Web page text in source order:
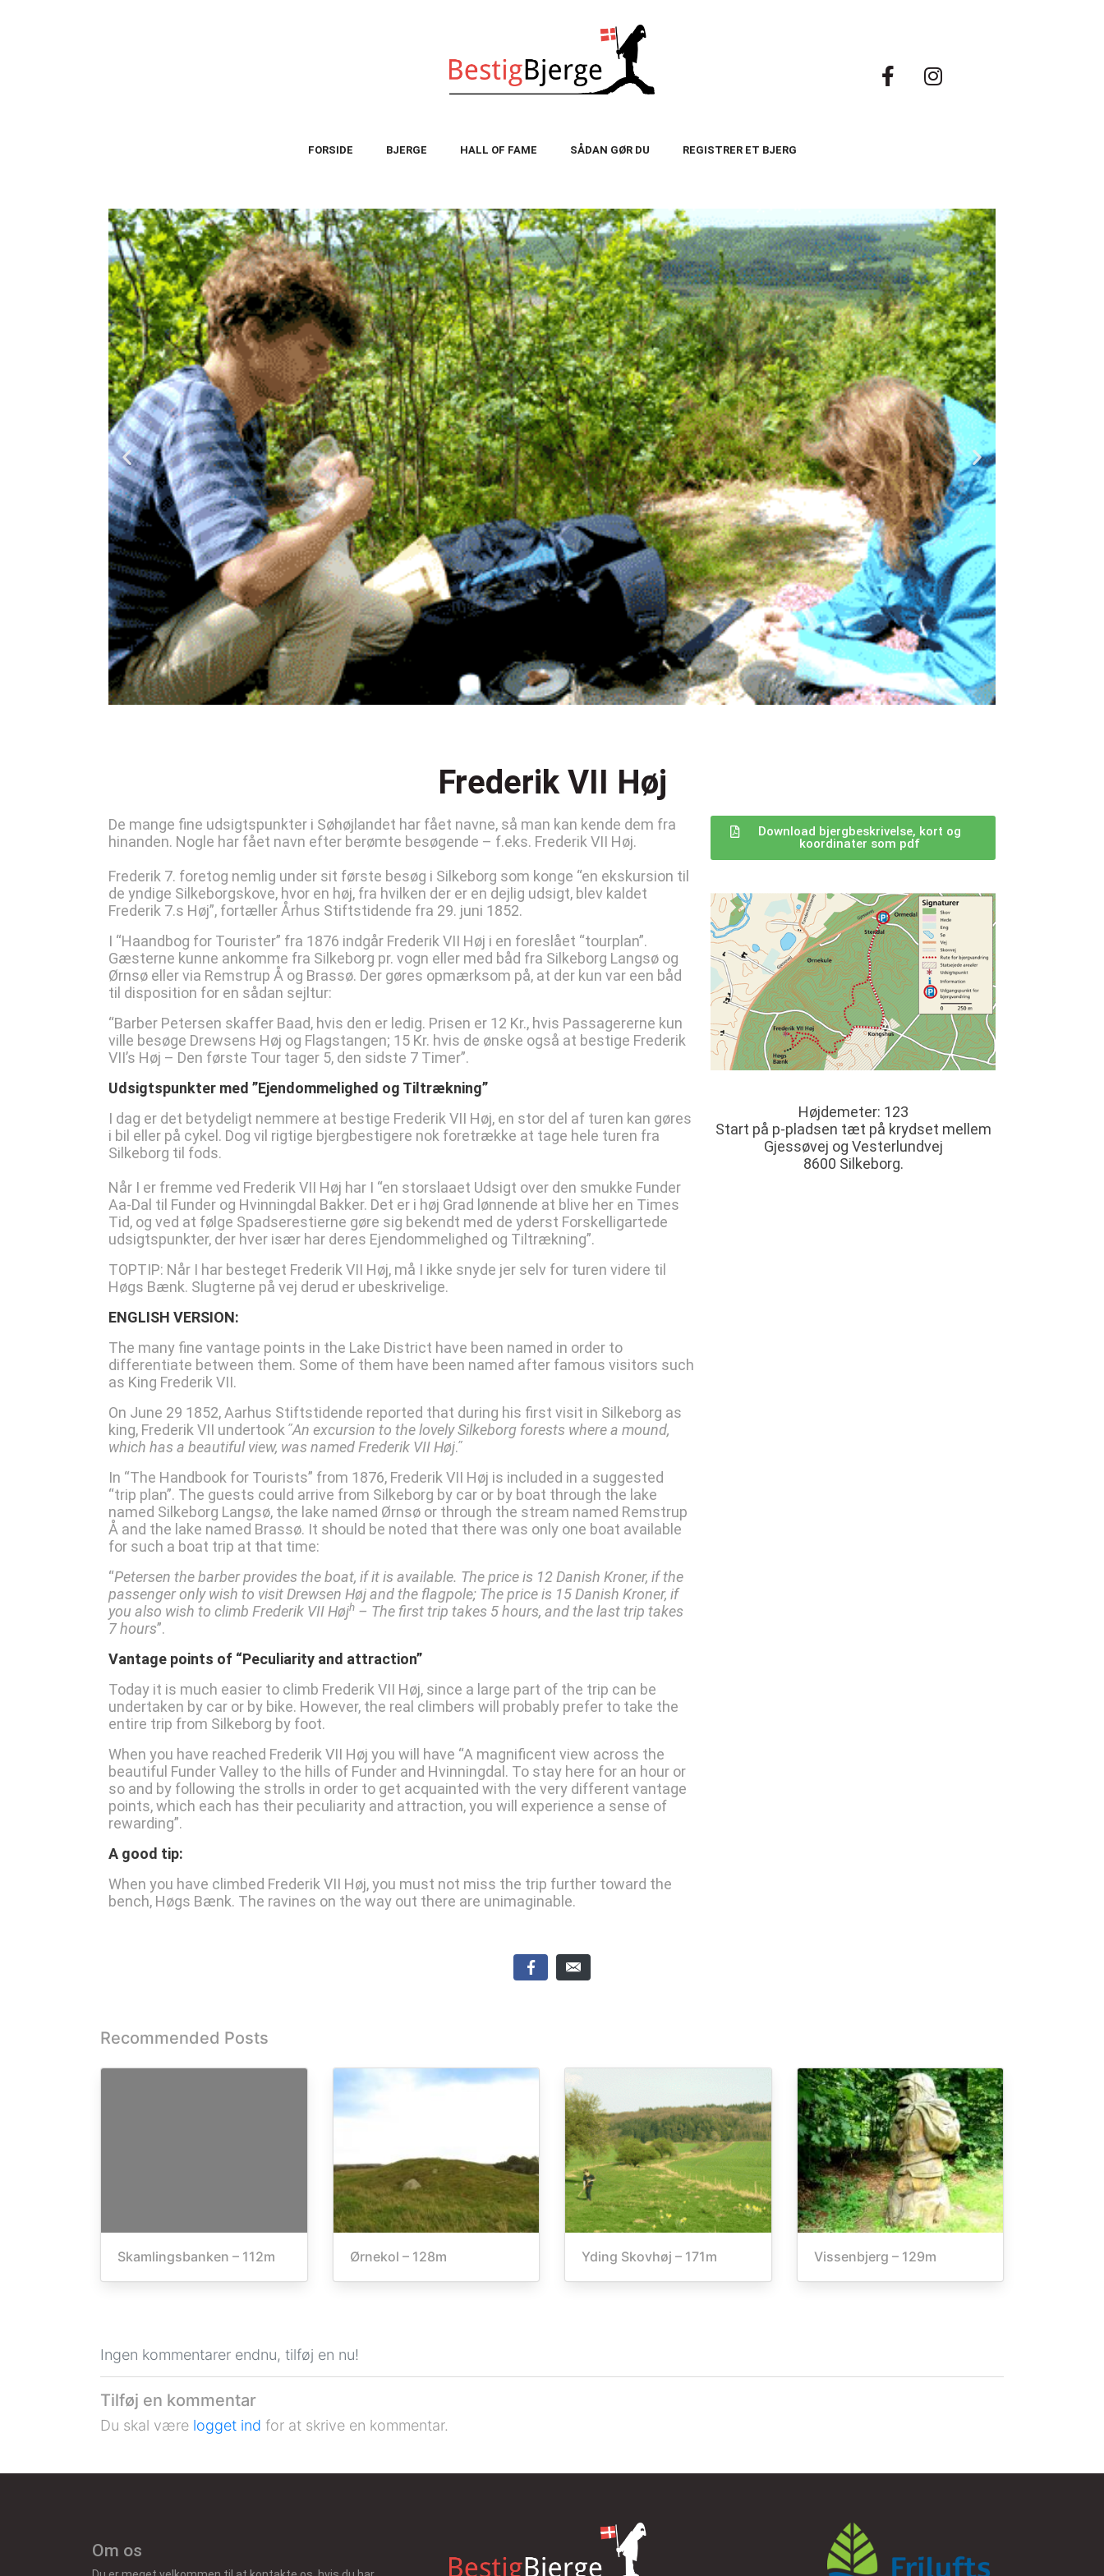
FORSIDE BJERGE HALL OF FAME SÅDAN GØR DU REGISTRER ET BJERG
Frederik VII Høj
De mange fine udsigtspunkter i Søhøjlandet har fået navne, så man kan kende dem fra
hinanden. Nogle har fået navn efter berømte besøgende – f.eks. Frederik VII Høj.
Frederik 7. foretog nemlig under sit første besøg i Silkeborg som konge “en ekskursion til
de yndige Silkeborgskove, hvor en høj, fra hvilken der er en dejlig udsigt, blev kaldet
Frederik 7.s Høj”, fortæller Århus Stiftstidende fra 29. juni 1852.
I “Haandbog for Tourister” fra 1876 indgår Frederik VII Høj i en foreslået “tourplan”.
Gæsterne kunne ankomme fra Silkeborg pr. vogn eller med båd fra Silkeborg Langsø og
Ørnsø eller via Remstrup Å og Brassø. Der gøres opmærksom på, at der kun var een båd
til disposition for en sådan sejltur:
“Barber Petersen skaffer Baad, hvis den er ledig. Prisen er 12 Kr., hvis Passagererne kun
ville besøge Drewsens Høj og Flagstangen; 15 Kr. hvis de ønske også at bestige Frederik
VII’s Høj – Den første Tour tager 5, den sidste 7 Timer”.
Udsigtspunkter med ”Ejendommelighed og Tiltrækning”
I dag er det betydeligt nemmere at bestige Frederik VII Høj, en stor del af turen kan gøres
i bil eller på cykel. Dog vil rigtige bjergbestigere nok foretrække at tage hele turen fra
Silkeborg til fods.
Når I er fremme ved Frederik VII Høj har I “en storslaaet Udsigt over den smukke Funder
Aa-Dal til Funder og Hvinningdal Bakker. Det er i høj Grad lønnende at blive her en Times
Tid, og ved at følge Spadserestierne gøre sig bekendt med de yderst Forskelligartede
udsigtspunkter, der hver især har deres Ejendommelighed og Tiltrækning”.
TOPTIP: Når I har besteget Frederik VII Høj, må I ikke snyde jer selv for turen videre til
Høgs Bænk. Slugterne på vej derud er ubeskrivelige.
ENGLISH VERSION:
The many fine vantage points in the Lake District have been named in order to
differentiate between them. Some of them have been named after famous visitors such
as King Frederik VII.
On June 29 1852, Aarhus Stiftstidende reported that during his first visit in Silkeborg as
king, Frederik VII undertook ʺAn excursion to the lovely Silkeborg forests where a mound,
which has a beautiful view, was named Frederik VII Høj.ʺ
In “The Handbook for Tourists” from 1876, Frederik VII Høj is included in a suggested
“trip plan”. The guests could arrive from Silkeborg by car or by boat through the lake
named Silkeborg Langsø, the lake named Ørnsø or through the stream named Remstrup
Å and the lake named Brassø. It should be noted that there was only one boat available
for such a boat trip at that time:
“Petersen the barber provides the boat, if it is available. The price is 12 Danish Kroner, if the
passenger only wish to visit Drewsen Høj and the flagpole; The price is 15 Danish Kroner, if
you also wish to climb Frederik VII Højh – The first trip takes 5 hours, and the last trip takes
7 hours”.
Vantage points of “Peculiarity and attraction”
Today it is much easier to climb Frederik VII Høj, since a large part of the trip can be
undertaken by car or by bike. However, the real climbers will probably prefer to take the
entire trip from Silkeborg by foot.
When you have reached Frederik VII Høj you will have “A magnificent view across the
beautiful Funder Valley to the hills of Funder and Hvinningdal. To stay here for an hour or
so and by following the strolls in order to get acquainted with the very different vantage
points, which each has their peculiarity and attraction, you will experience a sense of
rewarding”.
A good tip:
When you have climbed Frederik VII Høj, you must not miss the trip further toward the
bench, Høgs Bænk. The ravines on the way out there are unimaginable.
Download bjergbeskrivelse, kort og
koordinater som pdf
Højdemeter: 123
Start på p-pladsen tæt på krydset mellem
Gjessøvej og Vesterlundvej
8600 Silkeborg.
Recommended Posts
Skamlingsbanken – 112m Ørnekol – 128m Yding Skovhøj – 171m Vissenbjerg – 129m
Ingen kommentarer endnu, tilføj en nu!
Tilføj en kommentar
Du skal være logget ind for at skrive en kommentar.
Om os